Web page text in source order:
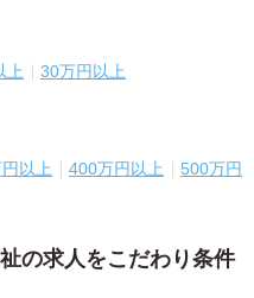
上 30万円以上
以上 400万円以上
500万円
の求人をこだわり条件